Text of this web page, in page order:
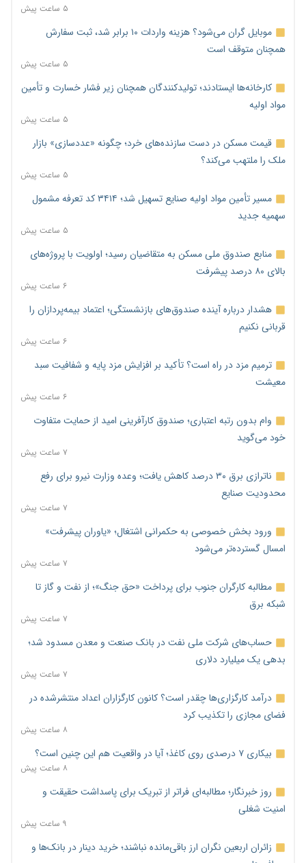
۵ ساعت پیش
موبایل گران می‌شود؟ هزینه واردات ۱۰ برابر شد، ثبت سفارش
همچنان متوقف است
۵ ساعت پیش
کارخانه‌ها ایستادند؛ تولیدکنندگان همچنان زیر فشار خسارت و تأمین
مواد اولیه
۵ ساعت پیش
قیمت مسکن در دست سازنده‌های خرد؛ چگونه «عددسازی» بازار
ملک را ملتهب می‌کند؟
۵ ساعت پیش
مسیر تأمین مواد اولیه صنایع تسهیل شد؛ ۳۴۱۴ کد تعرفه مشمول
سهمیه جدید
۵ ساعت پیش
منابع صندوق ملی مسکن به متقاضیان رسید؛ اولویت با پروژه‌های
بالای ۸۰ درصد پیشرفت
۶ ساعت پیش
هشدار درباره آینده صندوق‌های بازنشستگی؛ اعتماد بیمه‌پردازان را
قربانی نکنیم
۶ ساعت پیش
ترمیم مزد در راه است؟ تأکید بر افزایش مزد پایه و شفافیت سبد
معیشت
۶ ساعت پیش
وام بدون رتبه اعتباری؛ صندوق کارآفرینی امید از حمایت متفاوت
خود می‌گوید
۷ ساعت پیش
ناترازی برق ۳۰ درصد کاهش یافت؛ وعده وزارت نیرو برای رفع
محدودیت صنایع
۷ ساعت پیش
ورود بخش خصوصی به حکمرانی اشتغال؛ «یاوران پیشرفت»
امسال گسترده‌تر می‌شود
۷ ساعت پیش
مطالبه کارگران جنوب برای پرداخت «حق جنگ»؛ از نفت و گاز تا
شبکه برق
۷ ساعت پیش
حساب‌های شرکت ملی نفت در بانک صنعت و معدن مسدود شد؛
بدهی یک میلیارد دلاری
۷ ساعت پیش
درآمد کارگزاری‌ها چقدر است؟ کانون کارگزاران اعداد منتشرشده در
فضای مجازی را تکذیب کرد
۸ ساعت پیش
بیکاری ۷ درصدی روی کاغذ؛ آیا در واقعیت هم این چنین است؟
۸ ساعت پیش
روز خبرنگار؛ مطالبه‌ای فراتر از تبریک برای پاسداشت حقیقت و
امنیت شغلی
۹ ساعت پیش
زائران اربعین نگران ارز باقی‌مانده نباشند؛ خرید دینار در بانک‌ها و